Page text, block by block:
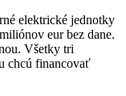
elektrické jednotky
eur bez dane.
Všetky tri
chcú financovať